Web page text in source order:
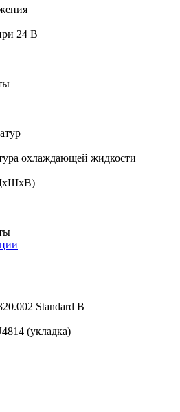
24 В
охлаждающей жидкости
Standard B
(укладка)